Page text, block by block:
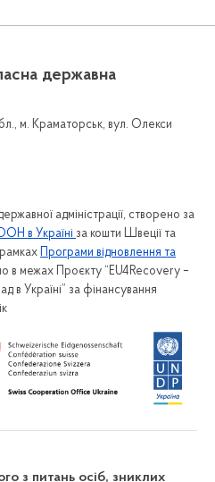
державна
м. Краматорськ, вул. Олекси
адміністрації, створено за
в Україні за кошти Швеції та
Програми відновлення та
в межах Проєкту “EU4Recovery –
в Україні” за фінансування
з питань осіб, зниклих